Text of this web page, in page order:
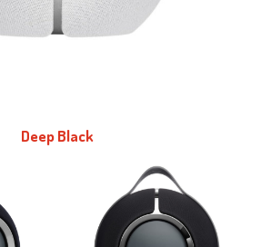
Deep Black